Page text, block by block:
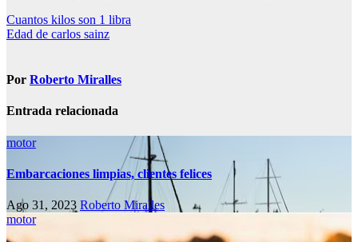
Navegación
de
Cuantos kilos son 1 libra
Edad de carlos sainz
Por Roberto Miralles
Entrada relacionada
motor
Embarcaciones limpias, clientes felices
Ago 31, 2023 Roberto Miralles
motor